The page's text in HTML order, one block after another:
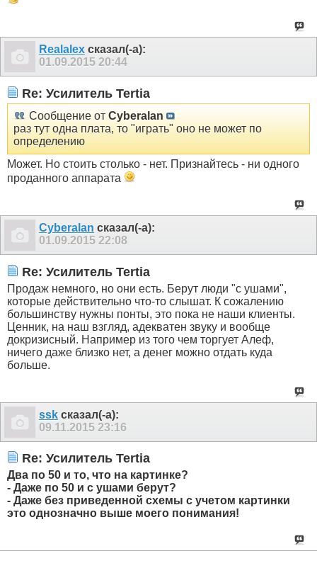
Realalex сказал(-а):
01.09.2015 20:44
Re: Усилитель Tertia
Сообщение от Cyberalan
раз тут одна плата, то "играть" оно не может по
определению
Может. Но стоить столько - нет. Признайтесь - ни одного
проданного аппарата
Cyberalan сказал(-а):
01.09.2015 22:08
Re: Усилитель Tertia
Продаж немного, но они есть. Берут люди "с ушами",
которые действительно что-то слышат. К сожалению
большинству нужны понты, это пока не наши клиенты.
Ценник, на наш взгляд, адекватен звуку и вообще
докризисный. Например из того чем торгует Алеф,
ничего даже близко нет, а денег можно отдать куда
больше.
ssk сказал(-а):
09.11.2015 23:16
Re: Усилитель Tertia
Два по 50 и то, что на картинке?
- Даже по 50 и с ушами берут?
- Даже без приведенной схемы с учетом картинки
это однозначно выше моего понимания!